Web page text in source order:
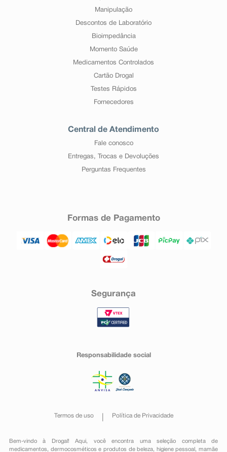
Manipulação
Descontos de Laboratório
Bioimpedância
Momento Saúde
Medicamentos Controlados
Cartão Drogal
Testes Rápidos
Fornecedores
Central de Atendimento
Fale conosco
Entregas, Trocas e Devoluções
Perguntas Frequentes
Formas de Pagamento
Segurança
Responsabilidade social
Termos de uso Política de Privacidade
Bem-vindo à Drogal! Aqui, você encontra uma seleção completa de
medicamentos , dermocosméticos e produtos de beleza, higiene pessoal ,mamãe